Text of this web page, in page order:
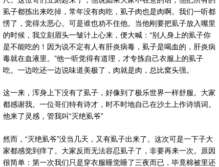
虱子都拣出来吃掉，常年没有肉吃，虱子肉也是肉啊。我们一听都
愣了，觉得太恶心。可是谁也劝不住他。当他刚要把虱子放入嘴里
的时候，我立刻眉头一皱计上心来，便大喊：“别人身上的虱子你
是不能吃的！因为说不定有人有肝炎病毒，虱子是喝血的，肝炎病
毒就在血液里。”他一听觉得有道理，才专拣自己衣服上的虱子
吃。一边吃还一边说味道美极了，肉就是肉，总比窝头强。
这一来，浑身上下没有了虱子，好像到了极乐世界一样舒服。大家
都感谢我。一位哥们特有诗才，时不时地自己在沙土上作诗填词。
他来了灵感，管我叫“灭绝虱爷”
然而，“灭绝虱爷”没当几天，又有虱子出来了。这次可是一下子大
家都感觉到痒了。大家反而无法容忍虱子了，非要再来一次。原因
很简单：第一次我们只是穿衣服睡觉睡了三夜而已，毕竟棉被里还